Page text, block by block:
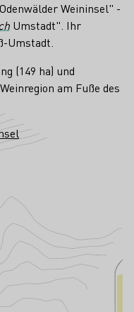
Weininsel" -
Umstadt". Ihr
Umstadt.
(149 ha) und
am Fuße des